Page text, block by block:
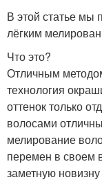
В этой статье мы
лёгким
Что это?
Отличным
технология
оттенок только
волосами
мелирование
перемен в своем
заметную